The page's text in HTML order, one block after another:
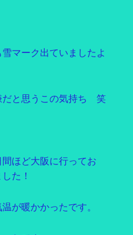
マーク出ていましたよ
だと思うこの気持ち 笑
ほど大阪に行ってお
た！
が暖かかったです。